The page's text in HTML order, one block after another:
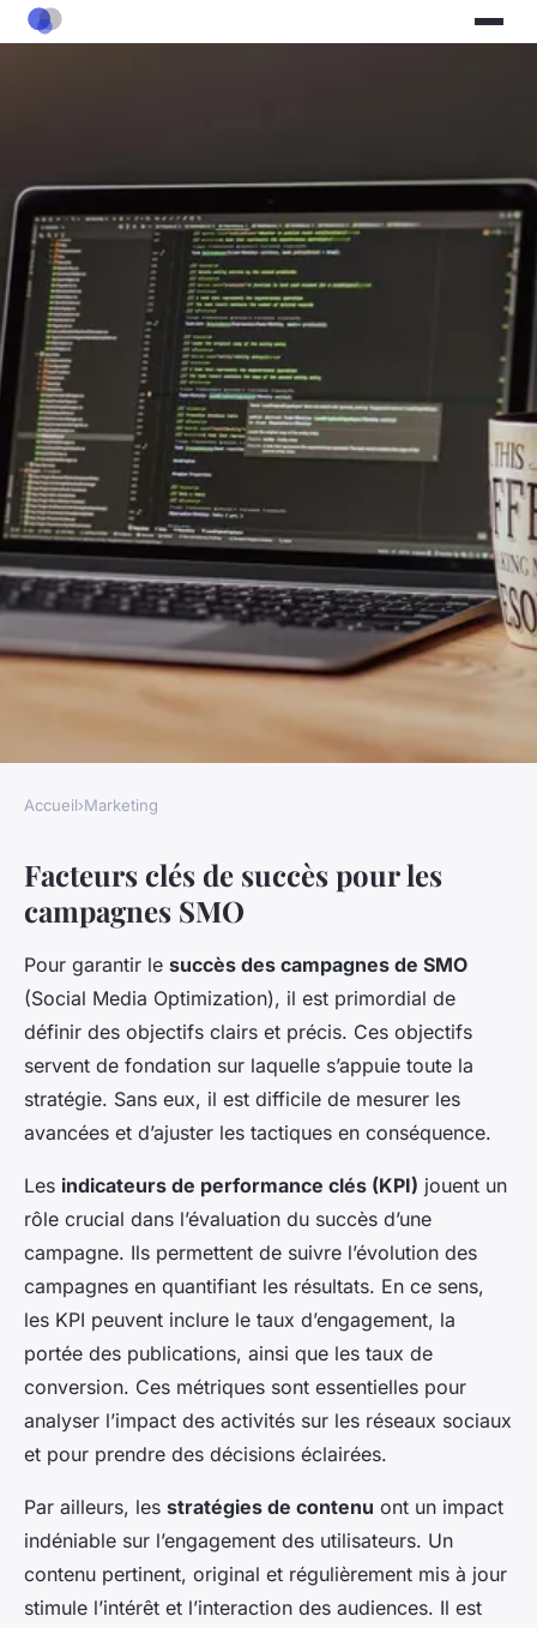
Critères de succès d'une
campagne SMO
admin•27 novembre 2024 •6 min de lecture
Accueil›Marketing
Facteurs clés de succès pour les
campagnes SMO
Pour garantir le succès des campagnes de SMO
(Social Media Optimization), il est primordial de
définir des objectifs clairs et précis. Ces objectifs
servent de fondation sur laquelle s’appuie toute la
stratégie. Sans eux, il est difficile de mesurer les
avancées et d’ajuster les tactiques en conséquence.
Les indicateurs de performance clés (KPI) jouent un
rôle crucial dans l’évaluation du succès d’une
campagne. Ils permettent de suivre l’évolution des
campagnes en quantifiant les résultats. En ce sens,
les KPI peuvent inclure le taux d’engagement, la
portée des publications, ainsi que les taux de
conversion. Ces métriques sont essentielles pour
analyser l’impact des activités sur les réseaux sociaux
et pour prendre des décisions éclairées.
Par ailleurs, les stratégies de contenu ont un impact
indéniable sur l’engagement des utilisateurs. Un
contenu pertinent, original et régulièrement mis à jour
stimule l’intérêt et l’interaction des audiences. Il est